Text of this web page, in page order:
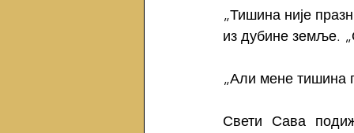
„Тишина није
из дубине земље.
„Али мене тишина
Свети Сава